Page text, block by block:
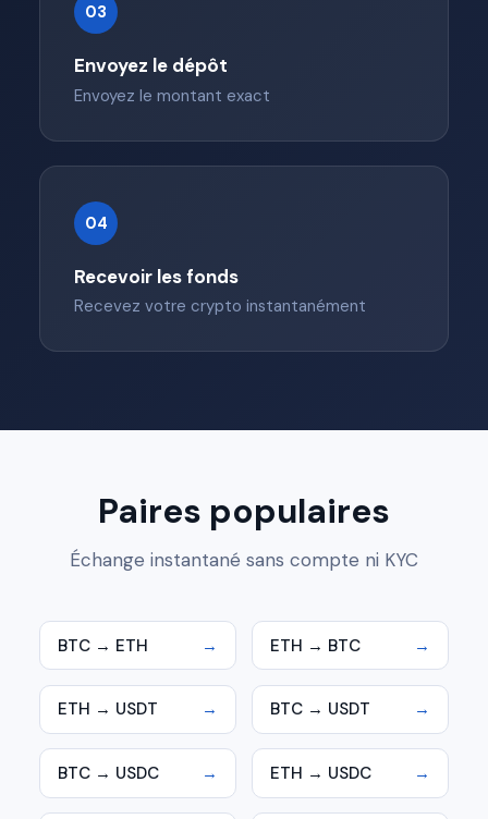
03
Envoyez le dépôt
Envoyez le montant exact
04
Recevoir les fonds
Recevez votre crypto instantanément
Paires populaires
Échange instantané sans compte ni KYC
BTC → ETH → ETH → BTC →
ETH → USDT → BTC → USDT →
BTC → USDC → ETH → USDC →